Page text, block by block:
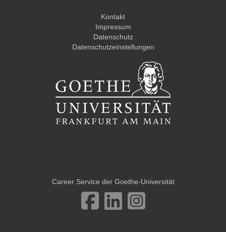
Kontakt
Impressum
Datenschutz
Datenschutzeinstellungen
Career Service der Goethe-Universität